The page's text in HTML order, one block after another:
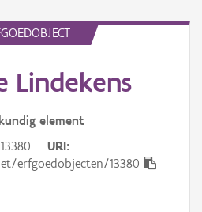
Lindekens
element
13380
URI
erfgoedobjecten/13380